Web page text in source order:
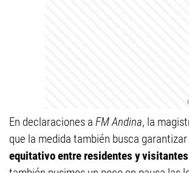
En declaraciones a FM Andina, la
que la medida también busca
equitativo entre residentes y visitantes